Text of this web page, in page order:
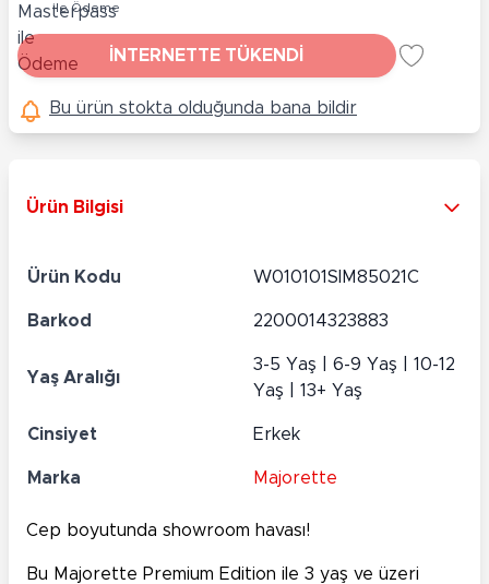
ile Ödeme
İNTERNETTE TÜKENDİ
Bu ürün stokta olduğunda bana bildir
Ürün Bilgisi
Ürün Kodu W010101SIM85021C
Barkod 2200014323883
Yaş Aralığı
3-5 Yaş | 6-9 Yaş | 10-12
Yaş | 13+ Yaş
Cinsiyet Erkek
Marka Majorette
Cep boyutunda showroom havası!
Bu Majorette Premium Edition ile 3 yaş ve üzeri